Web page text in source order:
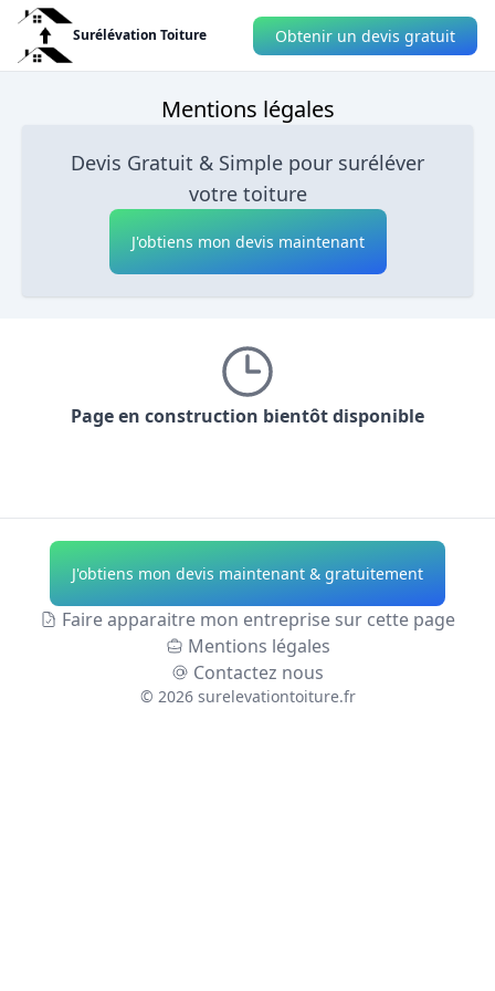
Surélévation Toiture Obtenir un devis gratuit
Mentions légales
Devis Gratuit & Simple pour suréléver
votre toiture
J'obtiens mon devis maintenant
Page en construction bientôt disponible
J'obtiens mon devis maintenant & gratuitement
Faire apparaitre mon entreprise sur cette page
Mentions légales
Contactez nous
© 2026 surelevationtoiture.fr